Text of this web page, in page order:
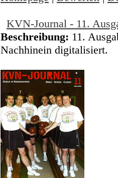
KVN-Journal - 11.
Beschreibung: 11.
Nachhinein digitalisiert.